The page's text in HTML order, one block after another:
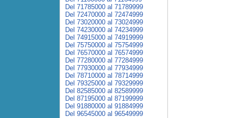
Del 71785000 al 71789999
Del 72470000 al 72474999
Del 73020000 al 73024999
Del 74230000 al 74234999
Del 74915000 al 74919999
Del 75750000 al 75754999
Del 76570000 al 76574999
Del 77280000 al 77284999
Del 77930000 al 77934999
Del 78710000 al 78714999
Del 79325000 al 79329999
Del 82585000 al 82589999
Del 87195000 al 87199999
Del 91880000 al 91884999
Del 96545000 al 96549999